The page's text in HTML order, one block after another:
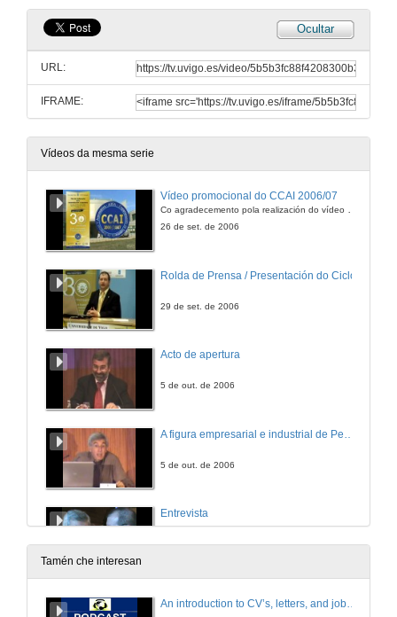
Ocultar
URL:
IFRAME:
Vídeos da mesma serie
Vídeo promocional do CCAI 2006/07
26 de set. de 2006
Rolda de Prensa / Presentación do Ciclo
29 de set. de 2006
Acto de apertura
5 de out. de 2006
5 de out. de 2006
Entrevista
5 de out. de 2006
Tamén che interesan
An introduction to CV’s, letters, and job searching